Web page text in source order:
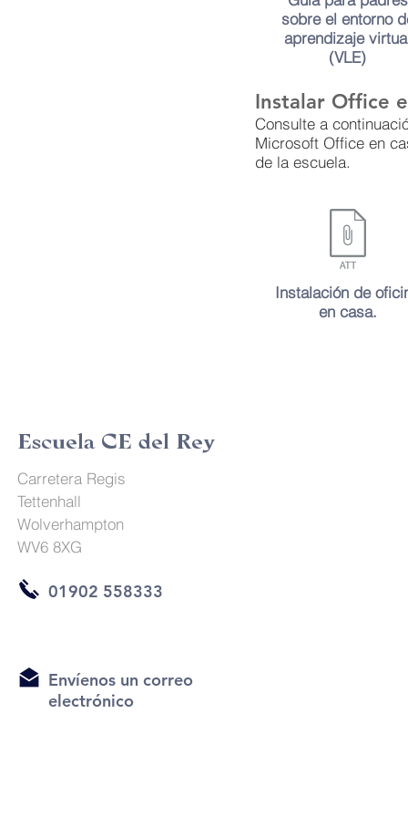
sobre el entorno
aprendizaje
(VLE)
Instalar Office
Consulte a
Microsoft Office en
de la escuela.
Instalación de
en casa.
Escuela CE del Rey
Carretera Regis
Tettenhall
Wolverhampton
WV6 8XG
01902 558333
Envíenos un correo
electrónico